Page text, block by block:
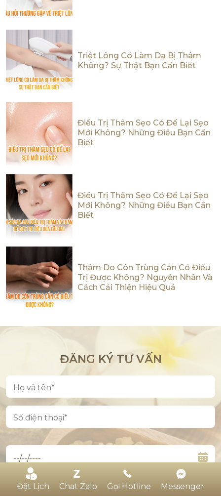
Triệt Lông Có Làm Da Bị Thâm
Không? Sự Thật Bạn Cần Biết
Điều Trị Thâm Sẹo Có Để Lại Sẹo
Mới Không? Những Điều Bạn Cần
Biết
Điều Trị Thâm Sẹo Có Để Lại Sẹo
Mới Không? Những Điều Bạn Cần
Biết
Thâm Do Côn Trùng Cắn Có Điều
Trị Được Không? Nguyên Nhân Và
Cách Cải Thiện Hiệu Quả
ĐĂNG KÝ TƯ VẤN
Đặt Lịch Chat Zalo Gọi Hotline Messenger